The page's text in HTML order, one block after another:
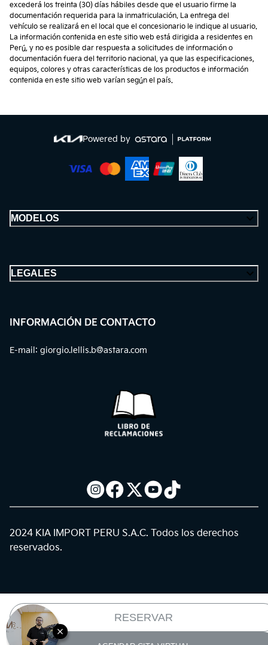
RESERVAR
excederá los treinta (30) días hábiles desde que el usuario firme la
documentación requerida para la inmatriculación. La entrega del
vehículo se realizará en el local que el concesionario le indique al usuario.
La información contenida en este sitio web está dirigida a residentes en
Perú, y no es posible dar respuesta a solicitudes de información o
documentación fuera del territorio nacional, ya que las especificaciones,
equipos, colores y otras características de los productos e información
contenida en este sitio web varían según el país.
Powered by
MODELOS
LEGALES
INFORMACIÓN DE CONTACTO
E-mail : giorgio.lellis.b@astara.com
2024 KIA IMPORT PERU S.A.C. Todos los derechos
reservados.